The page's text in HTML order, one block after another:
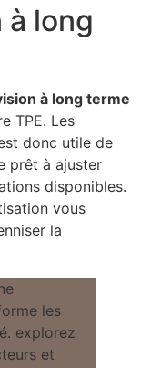
long
à long terme
TPE. Les
donc utile de
prêt à ajuster
disponibles.
vous
la